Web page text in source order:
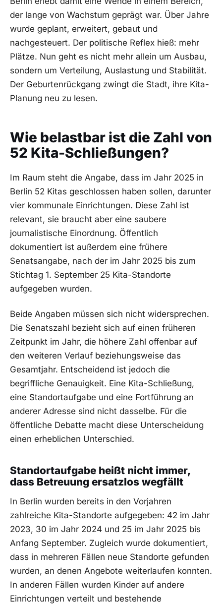
der lange von Wachstum geprägt war. Über Jahre
wurde geplant, erweitert, gebaut und
nachgesteuert. Der politische Reflex hieß: mehr
Plätze. Nun geht es nicht mehr allein um Ausbau,
sondern um Verteilung, Auslastung und Stabilität.
Der Geburtenrückgang zwingt die Stadt, ihre Kita-
Planung neu zu lesen.
Wie belastbar ist die Zahl von
52 Kita-Schließungen?
Im Raum steht die Angabe, dass im Jahr 2025 in
Berlin 52 Kitas geschlossen haben sollen, darunter
vier kommunale Einrichtungen. Diese Zahl ist
relevant, sie braucht aber eine saubere
journalistische Einordnung. Öffentlich
dokumentiert ist außerdem eine frühere
Senatsangabe, nach der im Jahr 2025 bis zum
Stichtag 1. September 25 Kita-Standorte
aufgegeben wurden.
Beide Angaben müssen sich nicht widersprechen.
Die Senatszahl bezieht sich auf einen früheren
Zeitpunkt im Jahr, die höhere Zahl offenbar auf
den weiteren Verlauf beziehungsweise das
Gesamtjahr. Entscheidend ist jedoch die
begriffliche Genauigkeit. Eine Kita-Schließung,
eine Standortaufgabe und eine Fortführung an
anderer Adresse sind nicht dasselbe. Für die
öffentliche Debatte macht diese Unterscheidung
einen erheblichen Unterschied.
Standortaufgabe heißt nicht immer,
dass Betreuung ersatzlos wegfällt
In Berlin wurden bereits in den Vorjahren
zahlreiche Kita-Standorte aufgegeben: 42 im Jahr
2023, 30 im Jahr 2024 und 25 im Jahr 2025 bis
Anfang September. Zugleich wurde dokumentiert,
dass in mehreren Fällen neue Standorte gefunden
wurden, an denen Angebote weiterlaufen konnten.
In anderen Fällen wurden Kinder auf andere
Einrichtungen verteilt und bestehende